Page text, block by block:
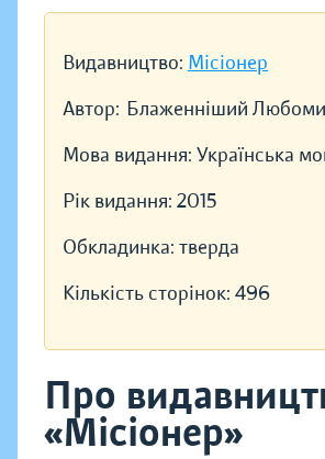
Видавництво: Місіонер
Автор: Блаженніший
Мова видання: Українська
Рік видання: 2015
Обкладинка: тверда
Кількість сторінок: 496
Про
«Місіонер»